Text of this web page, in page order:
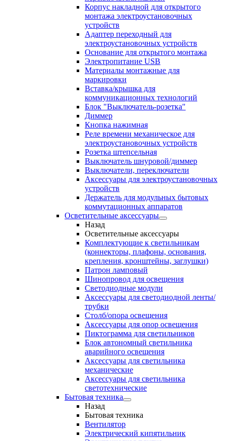
Корпус накладной для открытого
монтажа электроустановочных
устройств
Адаптер переходный для
электроустановочных устройств
Основание для открытого монтажа
Электропитание USB
Материалы монтажные для
маркировки
Вставка/крышка для
коммуникационных технологий
Блок "Выключатель-розетка"
Диммер
Кнопка нажимная
Реле времени механическое для
электроустановочных устройств
Розетка штепсельная
Выключатель шнуровой/диммер
Выключатели, переключатели
Аксессуары для электроустановочных
устройств
Держатель для модульных бытовых
коммутационных аппаратов
Осветительные аксессуары
Назад
Осветительные аксессуары
Комплектующие к светильникам
(коннекторы, плафоны, основания,
крепления, кронштейны, заглушки)
Патрон ламповый
Шинопровод для освещения
Светодиодные модули
Аксессуары для светодиодной ленты/
трубки
Столб/опора освещения
Аксессуары для опор освещения
Пиктограмма для светильников
Блок автономный светильника
аварийного освещения
Аксессуары для светильника
механические
Аксессуары для светильника
светотехнические
Бытовая техника
Назад
Бытовая техника
Вентилятор
Электрический кипятильник